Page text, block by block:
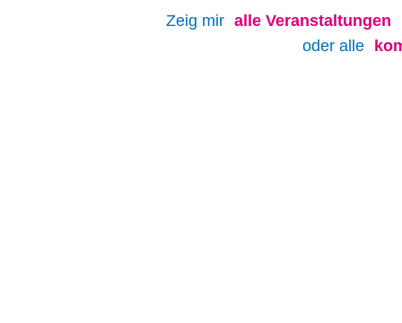
Zeig mir alle Veranstaltungen
oder alle